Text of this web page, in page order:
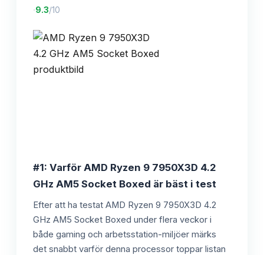
·9.3/10
#1: Varför AMD Ryzen 9 7950X3D 4.2
GHz AM5 Socket Boxed är bäst i test
Efter att ha testat AMD Ryzen 9 7950X3D 4.2
GHz AM5 Socket Boxed under flera veckor i
både gaming och arbetsstation-miljöer märks
det snabbt varför denna processor toppar listan